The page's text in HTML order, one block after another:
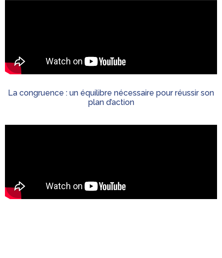
La congruence : un équilibre nécessaire pour réussir son
plan d’action